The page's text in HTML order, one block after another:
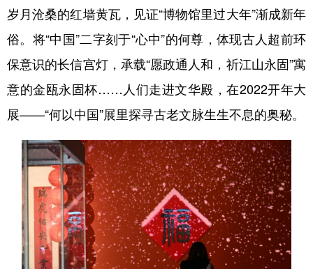
岁月沧桑的红墙黄瓦，见证“博物馆里过大年”渐成新年
俗。将“中国”二字刻于“心中”的何尊，体现古人超前环
保意识的长信宫灯，承载“愿政通人和，祈江山永固”寓
意的金瓯永固杯……人们走进文华殿，在2022开年大
展——“何以中国”展里探寻古老文脉生生不息的奥秘。